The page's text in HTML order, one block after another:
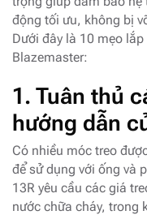
động tối ưu, không bị
Dưới đây là 10 mẹo
Blazemaster:
1. Tuân thủ
hướng dẫn
Có nhiều móc treo
để sử dụng với ống và
13R yêu cầu các giá
nước chữa cháy, trong